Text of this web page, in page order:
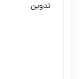
تدوین